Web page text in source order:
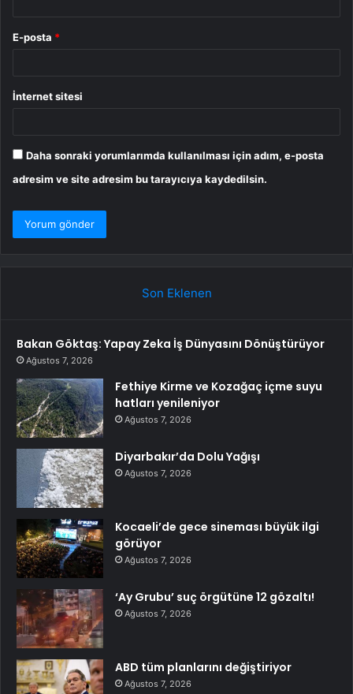
E-posta *
İnternet sitesi
Daha sonraki yorumlarımda kullanılması için adım, e-posta
adresim ve site adresim bu tarayıcıya kaydedilsin.
Son Eklenen
Bakan Göktaş: Yapay Zeka İş Dünyasını Dönüştürüyor
Ağustos 7, 2026
Fethiye Kirme ve Kozağaç içme suyu
hatları yenileniyor
Ağustos 7, 2026
Diyarbakır’da Dolu Yağışı
Ağustos 7, 2026
Kocaeli’de gece sineması büyük ilgi
görüyor
Ağustos 7, 2026
‘Ay Grubu’ suç örgütüne 12 gözaltı!
Ağustos 7, 2026
ABD tüm planlarını değiştiriyor
Ağustos 7, 2026